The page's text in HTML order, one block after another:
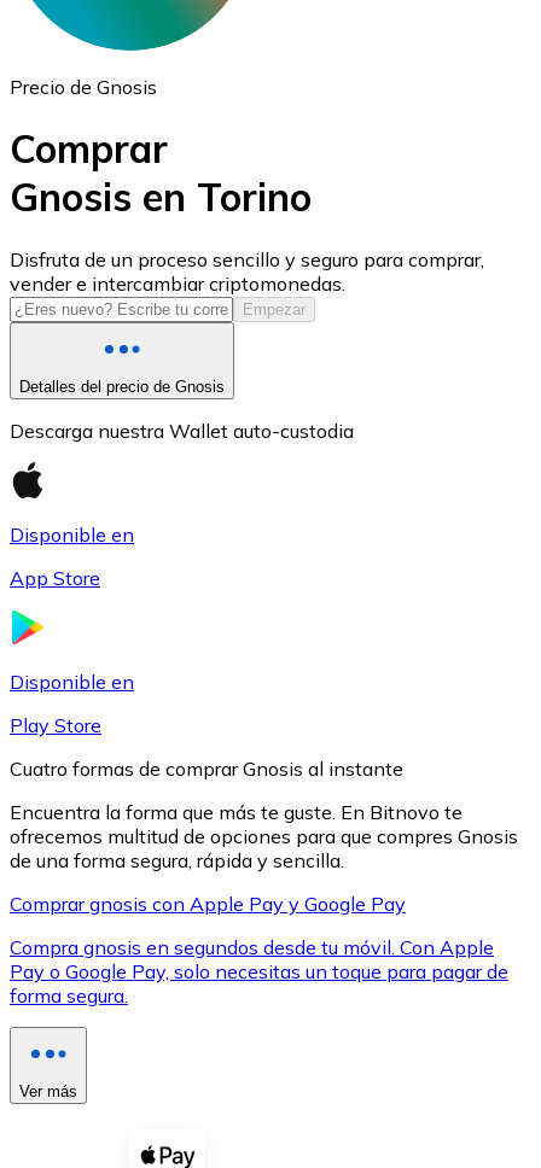
USD Coin
USDC
XRP
XRP
Ver todo
Precio de Gnosis
Comprar
Gnosis en Torino
Disfruta de un proceso sencillo y seguro para comprar,
vender e intercambiar criptomonedas.
Empezar
Detalles del precio de Gnosis
Descarga nuestra Wallet auto-custodia
Disponible en
App Store
Disponible en
Play Store
Cuatro formas de comprar Gnosis al instante
Encuentra la forma que más te guste. En Bitnovo te
ofrecemos multitud de opciones para que compres Gnosis
de una forma segura, rápida y sencilla.
Comprar gnosis con Apple Pay y Google Pay
Compra gnosis en segundos desde tu móvil. Con Apple
Pay o Google Pay, solo necesitas un toque para pagar de
forma segura.
Ver más